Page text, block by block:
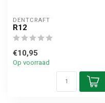
DENTCRAFT
R12
€10,95
Op voorraad